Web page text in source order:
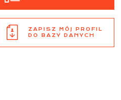
ZAPISZ MÓJ PROFIL
DO BAZY DANYCH